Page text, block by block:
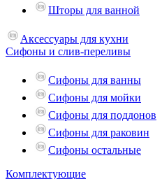
Шторы для ванной
Аксессуары для кухни
Сифоны и слив-переливы
Сифоны для ванны
Сифоны для мойки
Сифоны для поддонов
Сифоны для раковин
Сифоны остальные
Комплектующие